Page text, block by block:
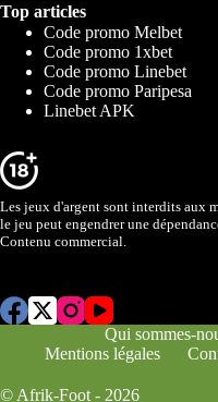
Top articles
Code promo Melbet
Code promo 1xbet
Code promo Linebet
Code promo Paripesa
Linebet APK
Les jeux d'argent sont interdits aux
le jeu peut engendrer une
Contenu commercial.
Qui sommes-
Mentions légales
© Afrik-Foot - 2026